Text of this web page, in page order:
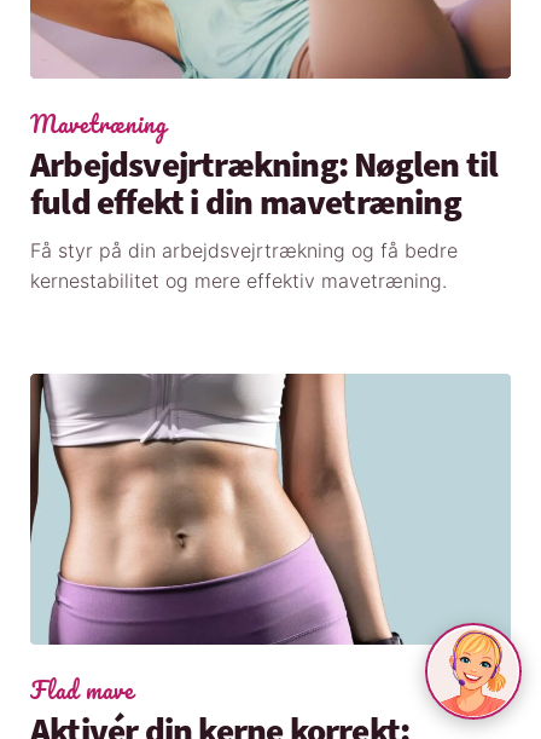
Mavetræning
Arbejdsvejrtrækning: Nøglen til
fuld effekt i din mavetræning
Få styr på din arbejdsvejrtrækning og få bedre
kernestabilitet og mere effektiv mavetræning.
Flad mave
Aktivér din kerne korrekt: